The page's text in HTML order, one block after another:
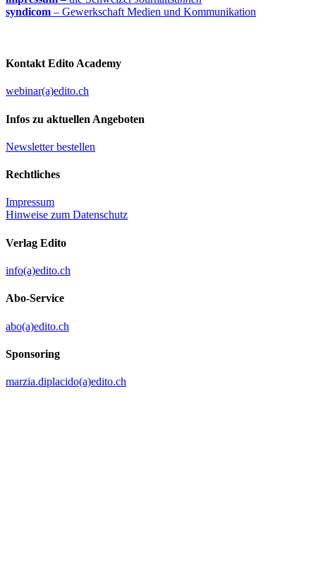
syndicom – Gewerkschaft Medien und Kommunikation
Kontakt Edito Academy
webinar(a)edito.ch
Infos zu aktuellen Angeboten
Newsletter bestellen
Rechtliches
Impressum
Hinweise zum Datenschutz
Verlag Edito
info(a)edito.ch
Abo-Service
abo(a)edito.ch
Sponsoring
marzia.diplacido(a)edito.ch